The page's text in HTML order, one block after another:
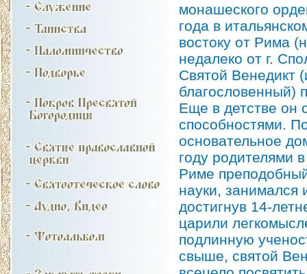
монашеского
года в
востоку от Рима
недалеко от г.
Святой Венедикт
благословенный)
Еще в детстве он
способностями.
основательное
году родителями
Риме
науки, занимался
достигнув 14-
царили
подлинную
свыше, святой